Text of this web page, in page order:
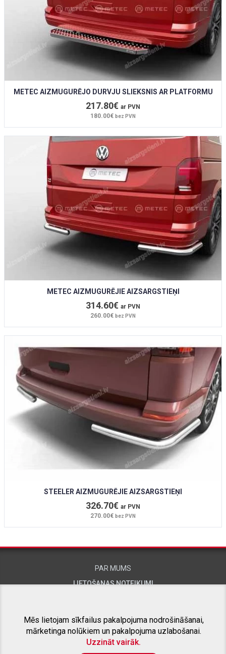
METEC AIZMUGURĒJO DURVJU SLIEKSNIS AR PLATFORMU
217.80€ ar PVN
180.00€ bez PVN
METEC AIZMUGURĒJIE AIZSARGSTIEŅI
314.60€ ar PVN
260.00€ bez PVN
STEELER AIZMUGURĒJIE AIZSARGSTIEŅI
326.70€ ar PVN
270.00€ bez PVN
PAR MUMS
LIETOŠANAS NOTEIKUMI
SAISTĪTIE PROJEKTI
Mēs lietojam sīkfailus pakalpojuma nodrošināšanai,
mārketinga nolūkiem un pakalpojuma uzlabošanai.
Uzzināt vairāk.